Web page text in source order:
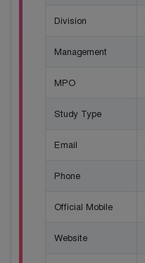
Division
Management
MPO
Study Type
Email
Phone
Official Mobile
Website